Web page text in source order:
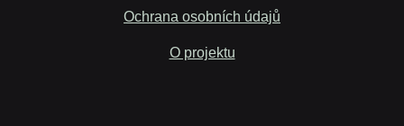
Ochrana osobních údajů
O projektu